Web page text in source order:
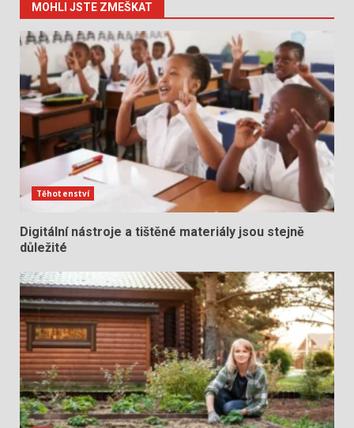
MOHLI JSTE ZMEŠKAT
Těhotenství
Digitální nástroje a tištěné materiály jsou stejně
důležité